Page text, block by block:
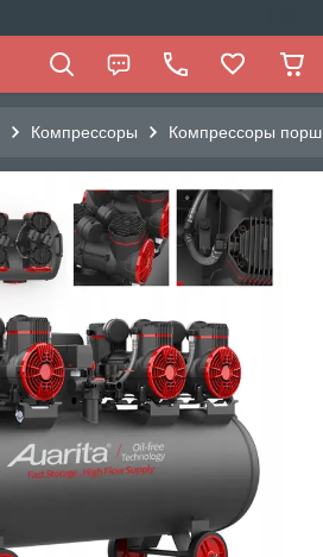
Компрессоры Компрессоры